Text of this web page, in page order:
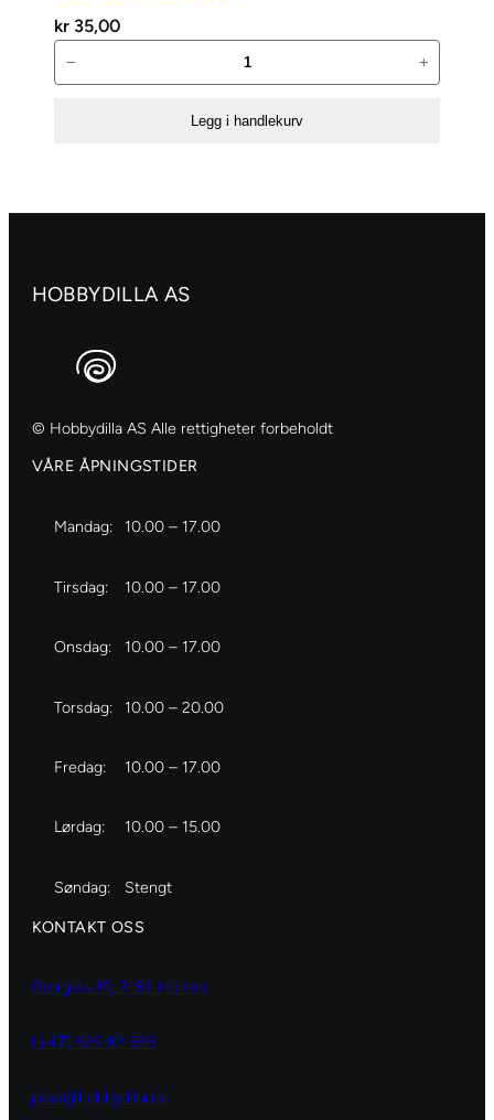
kr 35,00
Rispapir
− +
Legg i handlekurv
HOBBYDILLA AS
© Hobbydilla AS Alle rettigheter forbeholdt
VÅRE ÅPNINGSTIDER
Mandag: 10.00 – 17.00
Tirsdag: 10.00 – 17.00
Onsdag: 10.00 – 17.00
Torsdag: 10.00 – 20.00
Fredag: 10.00 – 17.00
Lørdag: 10.00 – 15.00
Søndag: Stengt
KONTAKT OSS
Storgata 19, 3182 Horten
(+47) 929 82 626
post@hobbydilla.no